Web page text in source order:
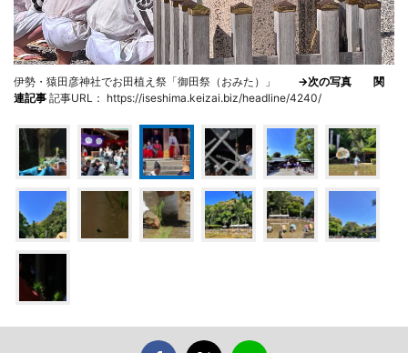
伊勢・猿田彦神社でお田植え祭「御田祭（おみた）」 →次の写真
関
連記事 記事URL： https://iseshima.keizai.biz/headline/4240/